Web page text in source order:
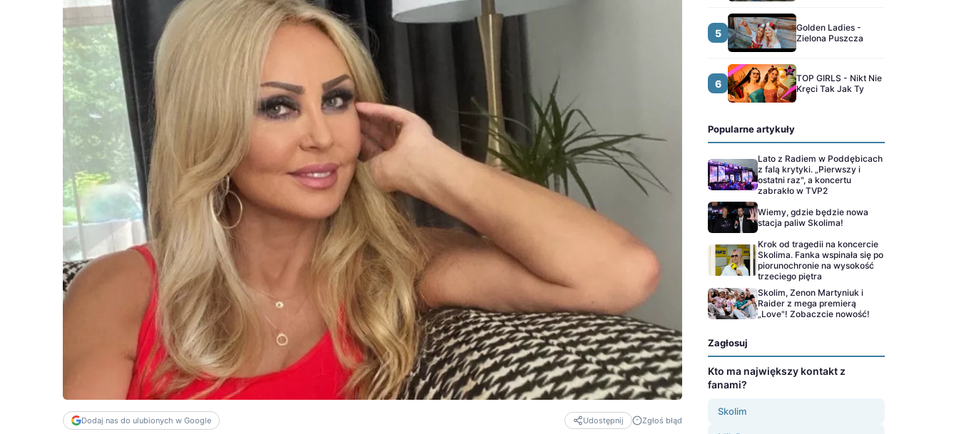
Dodaj nas do ulubionych w Google Udostępnij Zgłoś błąd
5
Golden Ladies -
Zielona Puszcza
6
TOP GIRLS - Nikt Nie
Kręci Tak Jak Ty
Popularne artykuły
Lato z Radiem w Poddębicach
z falą krytyki. „Pierwszy i
ostatni raz", a koncertu
zabrakło w TVP2
Wiemy, gdzie będzie nowa
stacja paliw Skolima!
Krok od tragedii na koncercie
Skolima. Fanka wspinała się po
piorunochronie na wysokość
trzeciego piętra
Skolim, Zenon Martyniuk i
Raider z mega premierą
„Love"! Zobaczcie nowość!
Zagłosuj
Kto ma największy kontakt z
fanami?
Skolim